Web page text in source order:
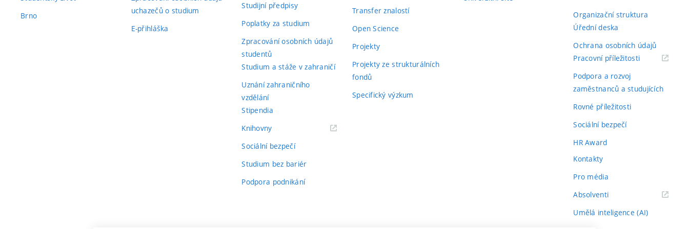
Brno
uchazečů o studium
E-přihláška
Studijní předpisy
Poplatky za studium
Zpracování osobních údajů
studentů
Studium a stáže v zahraničí
Uznání zahraničního
vzdělání
Stipendia
Knihovny(externí
Sociální bezpečí
Studium bez bariér
Podpora podnikání
Transfer znalostí
Open Science
Projekty
Projekty ze strukturálních
fondů
Specifický výzkum
Organizační struktura
Úřední deska
Ochrana osobních údajů
Pracovní příležitosti(externí
Podpora a rozvoj
zaměstnanců a studujících
Rovné příležitosti
Sociální bezpečí
HR Award
Kontakty
Pro média
Absolventi(externí
Umělá inteligence (AI)